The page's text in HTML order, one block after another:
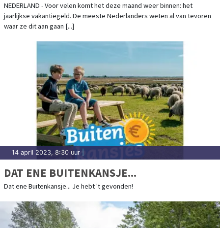
NEDERLAND - Voor velen komt het deze maand weer binnen: het
jaarlijkse vakantiegeld. De meeste Nederlanders weten al van tevoren
waar ze dit aan gaan [...]
14 april 2023, 8:30 uur
DAT ENE BUITENKANSJE...
Dat ene Buitenkansje... Je hebt 't gevonden!